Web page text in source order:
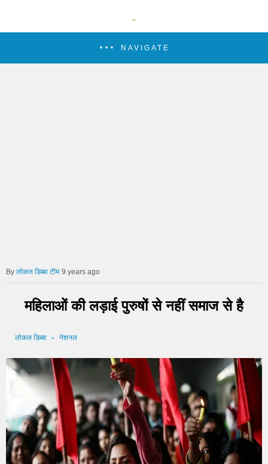
NAVIGATE
लोकल डिब्बा टीम 9 years ago
महिलाओं की लड़ाई पुरुषों से नहीं समाज से है
लोकल डिब्बा नेशनल